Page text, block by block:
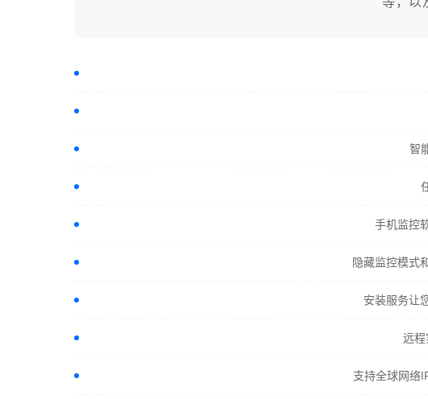
智
手机监控
隐藏监控模式
安装服务让
远程
支持全球网络